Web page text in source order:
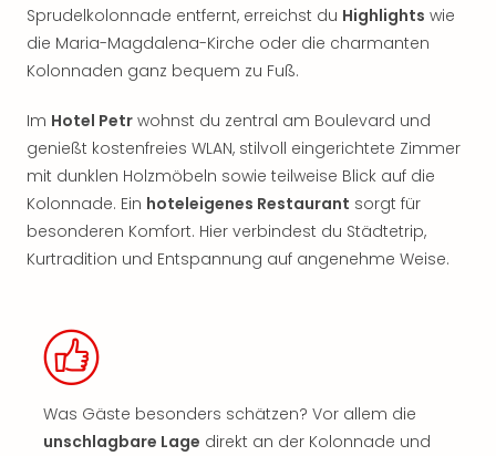
Sprudelkolonnade entfernt, erreichst du Highlights wie
die Maria-Magdalena-Kirche oder die charmanten
Kolonnaden ganz bequem zu Fuß.
Im Hotel Petr wohnst du zentral am Boulevard und
genießt kostenfreies WLAN, stilvoll eingerichtete Zimmer
mit dunklen Holzmöbeln sowie teilweise Blick auf die
Kolonnade. Ein hoteleigenes Restaurant sorgt für
besonderen Komfort. Hier verbindest du Städtetrip,
Kurtradition und Entspannung auf angenehme Weise.
Was Gäste besonders schätzen? Vor allem die
unschlagbare Lage direkt an der Kolonnade und